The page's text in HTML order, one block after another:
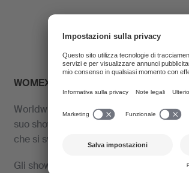
WOMEX 25
Worldwide Music Expo (WOMEX) è la
suo showcase festival, uno dei più
che si svolge ogni anno, non ha una
Gli showcase della WOMEX figurano